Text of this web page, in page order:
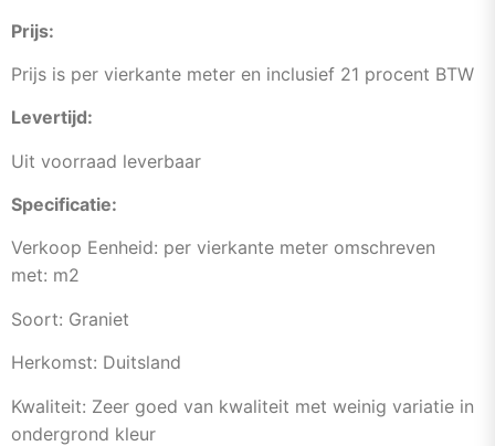
Prijs:
Prijs is per vierkante meter en inclusief 21 procent BTW
Levertijd:
Uit voorraad leverbaar
Specificatie:
Verkoop Eenheid: per vierkante meter omschreven
met: m2
Soort: Graniet
Herkomst: Duitsland
Kwaliteit: Zeer goed van kwaliteit met weinig variatie in
ondergrond kleur